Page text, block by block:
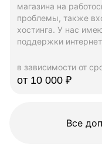
магазина на
проблемы, также
хостинга. У нас
поддержки
в зависимости от
от 10 000 ₽
Все